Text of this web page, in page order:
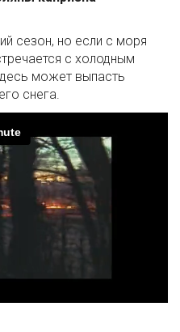
сезон, но если с моря
с холодным
может выпасть
снега.